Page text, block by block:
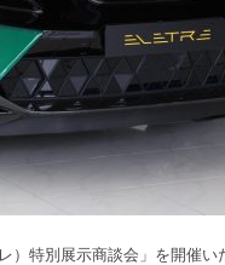
特別展示商談会」を開催い